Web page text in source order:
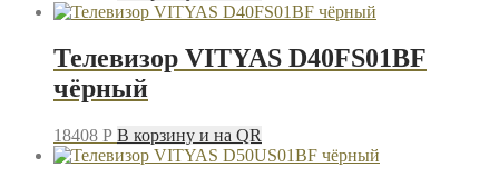
Телевизор VITYAS D40FS01BF
чёрный
18408 P В корзину и на QR